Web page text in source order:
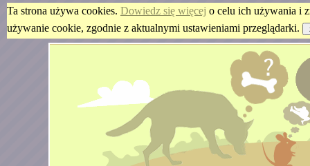
Ta strona używa cookies. Dowiedz się więcej o celu ich używania i
używanie cookie, zgodnie z aktualnymi ustawieniami przeglądarki.